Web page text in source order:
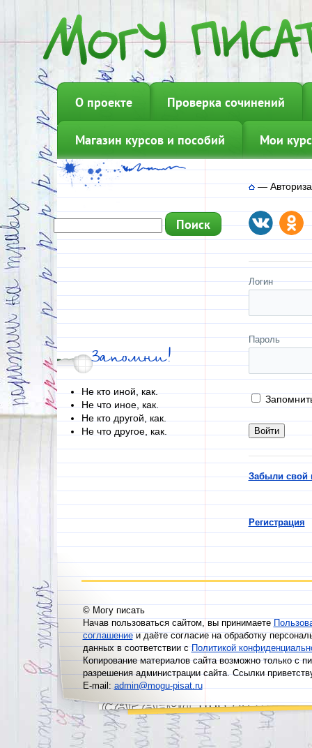
О проекте Проверка сочинений
Магазин курсов и пособий Мои
Запомни!
Не кто иной, как.
Не что иное, как.
Не кто другой, как.
Не что другое, как.
—
Логин
Пароль
Забыли свой
Регистрация
© Могу писать
Начав пользоваться сайтом, вы принимаете
соглашениеи даёте согласие на обработку
данных в соответствии сПолитикой
Копирование материалов сайта возможно только с
разрешения администрации сайта. Ссылки
E-mail:admin@mogu-pisat.ru